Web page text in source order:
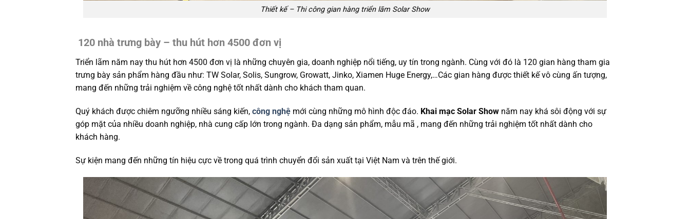
Thiết kế – Thi công gian hàng triển lãm Solar Show
120 nhà trưng bày – thu hút hơn 4500 đơn vị
Triển lãm năm nay thu hút hơn 4500 đơn vị là những chuyên gia, doanh nghiệp nổi tiếng, uy tín trong ngành. Cùng với đó là 120 gian hàng tham gia
trưng bày sản phẩm hàng đầu như: TW Solar, Solis, Sungrow, Growatt, Jinko, Xiamen Huge Energy,…Các gian hàng được thiết kế vô cùng ấn tượng,
mang đến những trải nghiệm về công nghệ tốt nhất dành cho khách tham quan.
Quý khách được chiêm ngưỡng nhiều sáng kiến, công nghệ mới cùng những mô hình độc đáo. Khai mạc Solar Show năm nay khá sôi động với sự
góp mặt của nhiều doanh nghiệp, nhà cung cấp lớn trong ngành. Đa dạng sản phẩm, mẫu mã , mang đến những trải nghiệm tốt nhất dành cho
khách hàng.
Sự kiện mang đến những tín hiệu cực về trong quá trình chuyển đổi sản xuất tại Việt Nam và trên thế giới.